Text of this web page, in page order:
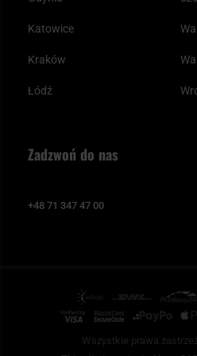
Katowice
Kraków
Łódź
Zadzwoń do nas
+48 71 347 47 00
Wszystkie prawa